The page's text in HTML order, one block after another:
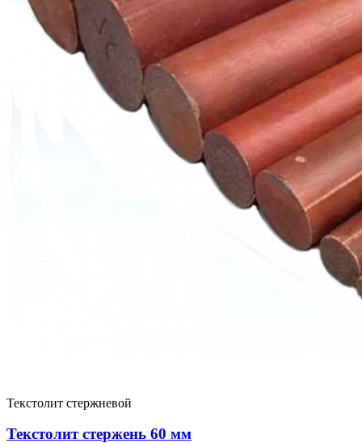
Текстолит стержневой
Текстолит стержень 60 мм